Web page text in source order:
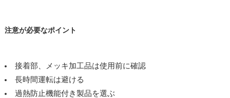
注意が必要なポイント
接着部、メッキ加工品は使用前に確認
長時間運転は避ける
過熱防止機能付き製品を選ぶ